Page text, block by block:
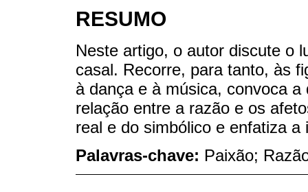
RESUMO
Neste artigo, o autor discute o
casal. Recorre, para tanto, às
à dança e à música, convoca
relação entre a razão e os
real e do simbólico e enfatiza
Palavras-chave: Paixão;